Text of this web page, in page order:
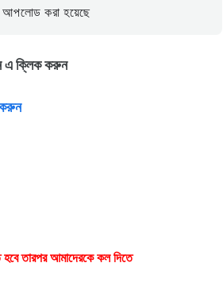
আপলোড করা হয়েছে
এ ক্লিক করুন
তারপর আমাদেরকে কল দিতে